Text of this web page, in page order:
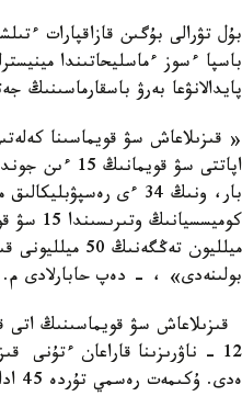
بۇل تۋرالى بۇگىن قازاقپارات
باسپا ءسوز ءماسليحاتىندا
پايدالانۋعا بەرۋ باسقارماسىنىڭ
بولىنەدى» ، - دەپ حابارلادى م.
12 - ناۋرىزىنا قاراعان